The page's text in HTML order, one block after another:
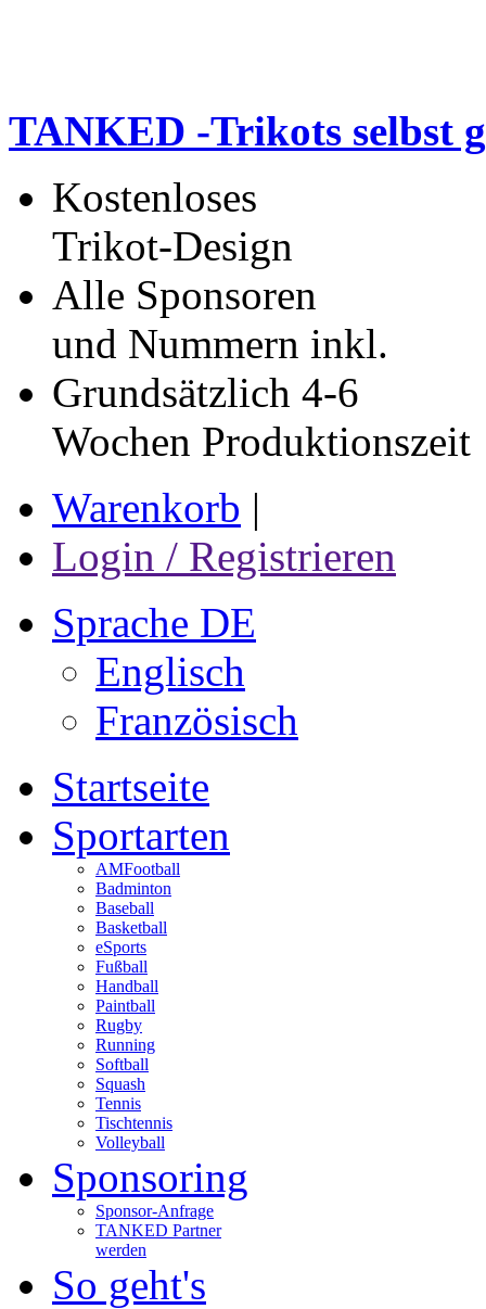
TANKED -Trikots selbst
Kostenloses
Trikot-Design
Alle Sponsoren
und Nummern inkl.
Grundsätzlich 4-6
Wochen Produktionszeit
Warenkorb |
Login / Registrieren
Sprache DE
Englisch
Französisch
Startseite
Sportarten
AMFootball
Badminton
Baseball
Basketball
eSports
Fußball
Handball
Paintball
Rugby
Running
Softball
Squash
Tennis
Tischtennis
Volleyball
Sponsoring
Sponsor-Anfrage
TANKED Partner
werden
So geht's